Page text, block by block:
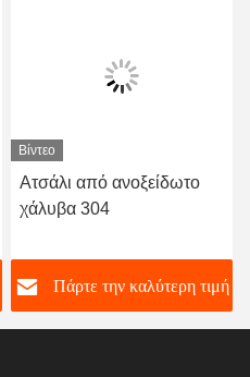
Βίντεο
Ατσάλι από ανοξείδωτο
χάλυβα 304
Πάρτε την καλύτερη τιμή